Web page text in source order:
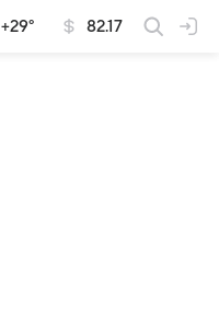
+29° 82.17